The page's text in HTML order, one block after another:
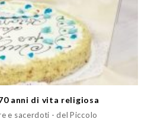
anni di vita religiosa
e sacerdoti - del Piccolo